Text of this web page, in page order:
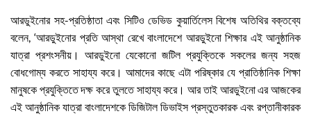
আরডুইনোর সহ-প্রতিষ্ঠাতা এবং সিটিও ডেভিড কুয়ার্তিলেস বিশেষ অতিথির বক্তব্যে
বলেন, ‘আরডুইনোর প্রতি আস্থা রেখে বাংলাদেশে আরডুইনো শিক্ষার এই আনুষ্ঠানিক
যাত্রা প্রশংসনীয়। আরডুইনো যেকোনো জটিল প্রযুক্তিকে সকলের জন্য সহজ
বোধগোম্য করতে সাহায্য করে। আমাদের কাছে এটা পরিষ্কার যে প্রাতিষ্ঠানিক শিক্ষা
মানুষকে প্রযুক্তিতে দক্ষ করে তুলতে সাহায্য করে। আর তাই আরডুইনো এর আজকের
এই আনুষ্ঠানিক যাত্রা বাংলাদেশকে ডিজিটাল ডিভাইস প্রস্তুতকারক এবং রপ্তানীকারক